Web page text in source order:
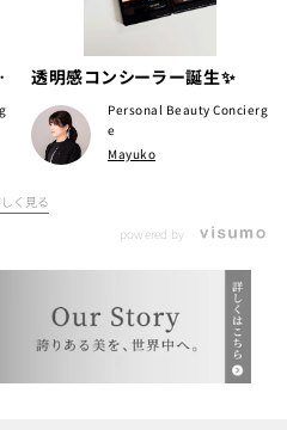
透明感コンシーラー誕生✨
Personal Beauty Concierg
e
Mayuko
く見る
powered by